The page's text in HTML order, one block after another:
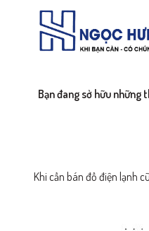
Bạn đang sở hữu những
Khi cần bán đồ điện lạnh